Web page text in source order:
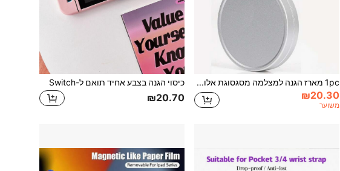
1pc מארז הגנה למצלמה מסגסוגת אלומיניום, מתאים לכיסוי עדשה למצלמה מיני, מגן למצלמה, מכסה למצלמה, מצלמה מיידית, אביזרי מצלמה.
₪20.30
משוער
כיסוי הגנה בצבע אחיד תואם ל-Switch
₪20.70